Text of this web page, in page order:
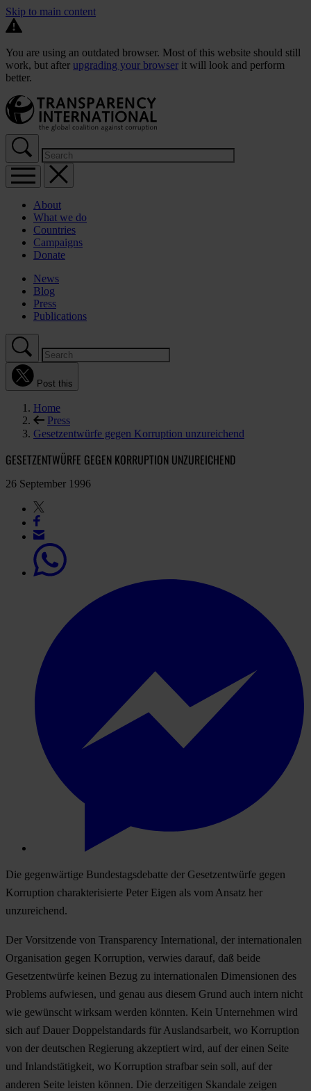
Skip to main content
You are using an outdated browser. Most of this website should still
work, but after upgrading your browser it will look and perform
better.
About
What we do
Countries
Campaigns
Donate
News
Blog
Press
Publications
Post this
Home
Press
Gesetzentwürfe gegen Korruption unzureichend
GESETZENTWÜRFE GEGEN KORRUPTION UNZUREICHEND
26 September 1996
Die gegenwärtige Bundestagsdebatte der Gesetzentwürfe gegen
Korruption charakterisierte Peter Eigen als vom Ansatz her
unzureichend.
Der Vorsitzende von Transparency International, der internationalen
Organisation gegen Korruption, verwies darauf, daß beide
Gesetzentwürfe keinen Bezug zu internationalen Dimensionen des
Problems aufwiesen, und genau aus diesem Grund auch intern nicht
wie gewünscht wirksam werden könnten. Kein Unternehmen wird
sich auf Dauer Doppelstandards für Auslandsarbeit, wo Korruption
von der deutschen Regierung akzeptiert wird, auf der einen Seite
und Inlandstätigkeit, wo Korruption strafbar sein soll, auf der
anderen Seite leisten können. Die derzeitigen Skandale zeigen